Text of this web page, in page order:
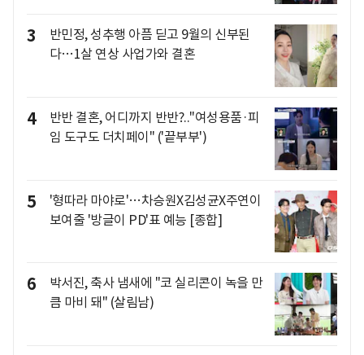
3
반민정, 성추행 아픔 딛고 9월의 신부된
다…1살 연상 사업가와 결혼
4
반반 결혼, 어디까지 반반?.."여성용품·피
임 도구도 더치페이" ('끝부부')
5
'형따라 마야로'…차승원X김성균X주연이
보여줄 '방글이 PD'표 예능 [종합]
6
박서진, 축사 냄새에 "코 실리콘이 녹을 만
큼 마비 돼" (살림남)